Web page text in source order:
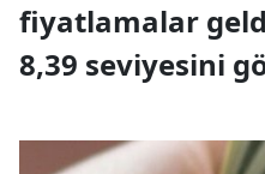
fiyatlamalar
8,39 seviyesini